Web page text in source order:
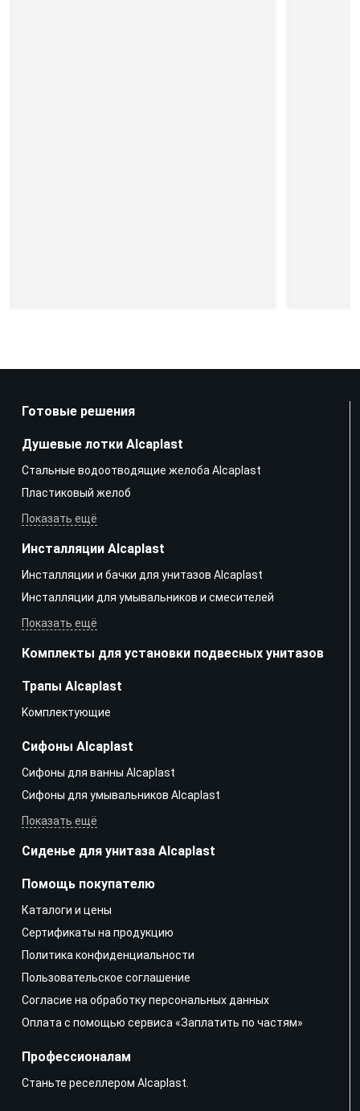
Готовые решения
Душевые лотки Alcaplast
Стальные водоотводящие желоба Alcaplast
Пластиковый желоб
Показать ещё
Инсталляции Alcaplast
Инсталляции и бачки для унитазов Alcaplast
Инсталляции для умывальников и смесителей
Показать ещё
Комплекты для установки подвесных унитазов
Трапы Alcaplast
Kомплектующие
Сифоны Alcaplast
Сифоны для ванны Alcaplast
Сифоны для умывальников Alcaplast
Показать ещё
Сиденье для унитаза Alcaplast
Помощь покупателю
Каталоги и цены
Сертификаты на продукцию
Политика конфиденциальности
Пользовательское соглашение
Согласие на обработку персональных данных
Оплата с помощью сервиса «Заплатить по частям»
Профессионалам
Станьте реселлером Alcaplast.